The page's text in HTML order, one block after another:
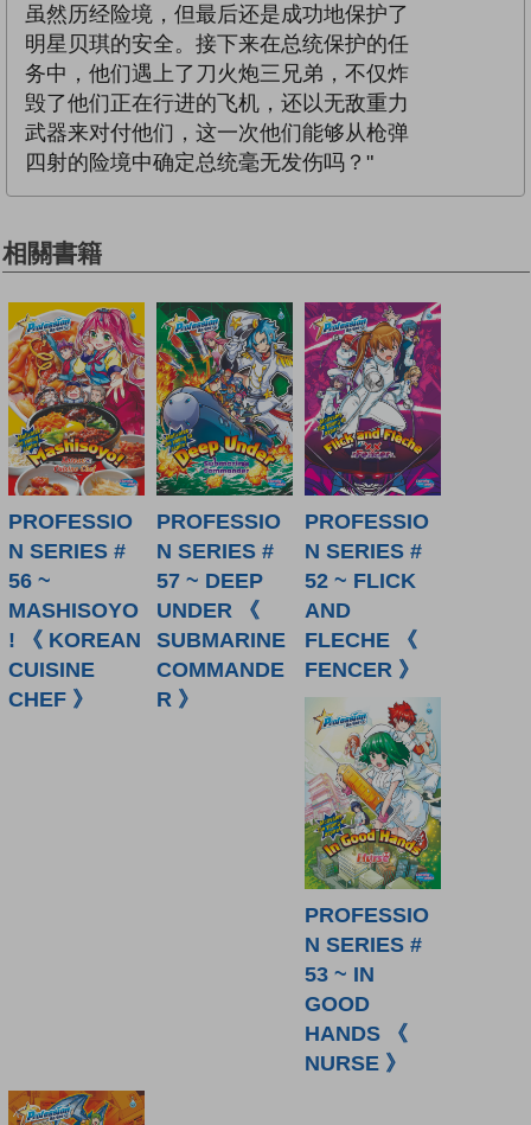
虽然历经险境，但最后还是成功地保护了
明星贝琪的安全。接下来在总统保护的任
务中，他们遇上了刀火炮三兄弟，不仅炸
毁了他们正在行进的飞机，还以无敌重力
武器来对付他们，这一次他们能够从枪弹
四射的险境中确定总统毫无发伤吗？"
相關書籍
PROFESSIO
N SERIES #
56 ~
MASHISOYO
! 《 KOREAN
CUISINE
CHEF 》
PROFESSIO
N SERIES #
57 ~ DEEP
UNDER 《
SUBMARINE
COMMANDE
R 》
PROFESSIO
N SERIES #
52 ~ FLICK
AND
FLECHE 《
FENCER 》
PROFESSIO
N SERIES #
53 ~ IN
GOOD
HANDS 《
NURSE 》